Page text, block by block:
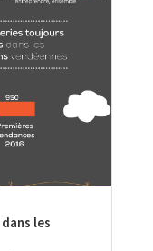
les